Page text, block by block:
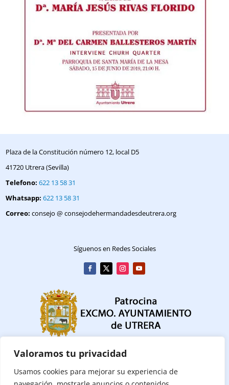
Valoramos tu privacidad
Usamos cookies para mejorar su experiencia de
Plaza de la Constitución número 12, local D5
41720 Utrera (Sevilla)
Telefono: 622 13 58 31
Whatsapp: 622 13 58 31
Correo: consejo @ consejodehermandadesdeutrera.org
Síguenos en Redes Sociales